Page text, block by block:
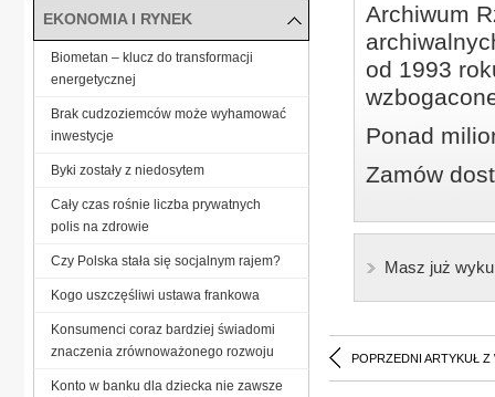
Archiwum
od 1993
Ponad
Zamów
Masz już
POPRZEDNI ARTYKUŁ Z
EKONOMIA I RYNEK
Biometan – klucz do transformacji
energetycznej
Brak cudzoziemców może wyhamować
inwestycje
Byki zostały z niedosytem
Cały czas rośnie liczba prywatnych
polis na zdrowie
Czy Polska stała się socjalnym rajem?
Kogo uszczęśliwi ustawa frankowa
Konsumenci coraz bardziej świadomi
znaczenia zrównoważonego rozwoju
Konto w banku dla dziecka nie zawsze